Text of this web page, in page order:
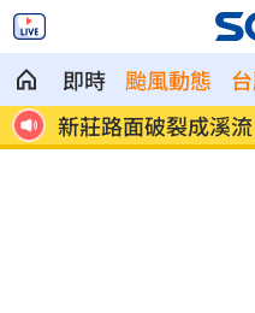
即時 颱風動態
10
新莊路面破裂成溪
用